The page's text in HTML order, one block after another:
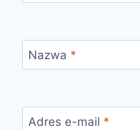
Nazwa *
Adres e-mail *